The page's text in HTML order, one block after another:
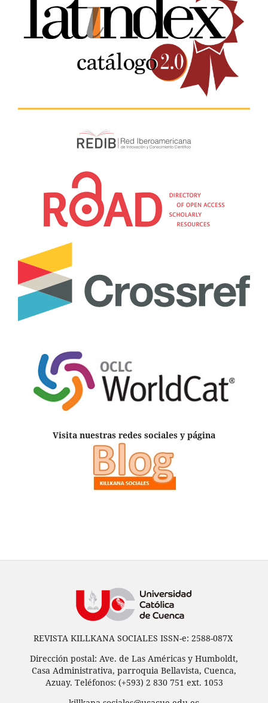
Visita nuestras redes sociales y página
REVISTA KILLKANA SOCIALES ISSN-e: 2588-087X
Dirección postal: Ave. de Las Américas y Humboldt,
Casa Administrativa, parroquia Bellavista, Cuenca,
Azuay. Teléfonos: (+593) 2 830 751 ext. 1053